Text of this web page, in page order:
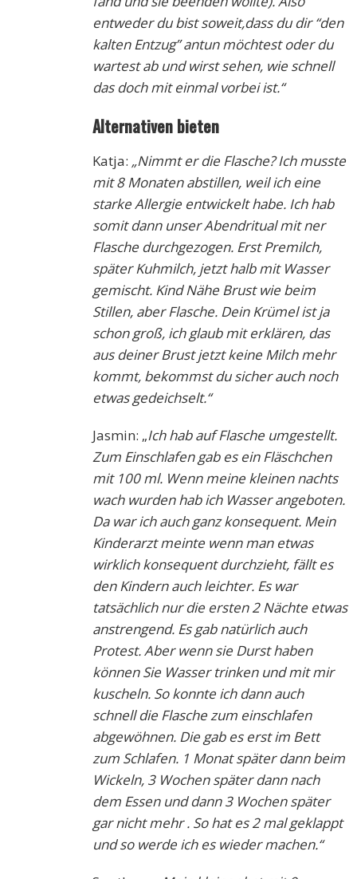
entweder du bist soweit,dass du dir “den
kalten Entzug” antun möchtest oder du
wartest ab und wirst sehen, wie schnell
das doch mit einmal vorbei ist.“
Alternativen bieten
Katja: „Nimmt er die Flasche? Ich musste
mit 8 Monaten abstillen, weil ich eine
starke Allergie entwickelt habe. Ich hab
somit dann unser Abendritual mit ner
Flasche durchgezogen. Erst Premilch,
später Kuhmilch, jetzt halb mit Wasser
gemischt. Kind Nähe Brust wie beim
Stillen, aber Flasche. Dein Krümel ist ja
schon groß, ich glaub mit erklären, das
aus deiner Brust jetzt keine Milch mehr
kommt, bekommst du sicher auch noch
etwas gedeichselt.“
Jasmin: „Ich hab auf Flasche umgestellt.
Zum Einschlafen gab es ein Fläschchen
mit 100 ml. Wenn meine kleinen nachts
wach wurden hab ich Wasser angeboten.
Da war ich auch ganz konsequent. Mein
Kinderarzt meinte wenn man etwas
wirklich konsequent durchzieht, fällt es
den Kindern auch leichter. Es war
tatsächlich nur die ersten 2 Nächte etwas
anstrengend. Es gab natürlich auch
Protest. Aber wenn sie Durst haben
können Sie Wasser trinken und mit mir
kuscheln. So konnte ich dann auch
schnell die Flasche zum einschlafen
abgewöhnen. Die gab es erst im Bett
zum Schlafen. 1 Monat später dann beim
Wickeln, 3 Wochen später dann nach
dem Essen und dann 3 Wochen später
gar nicht mehr . So hat es 2 mal geklappt
und so werde ich es wieder machen.“